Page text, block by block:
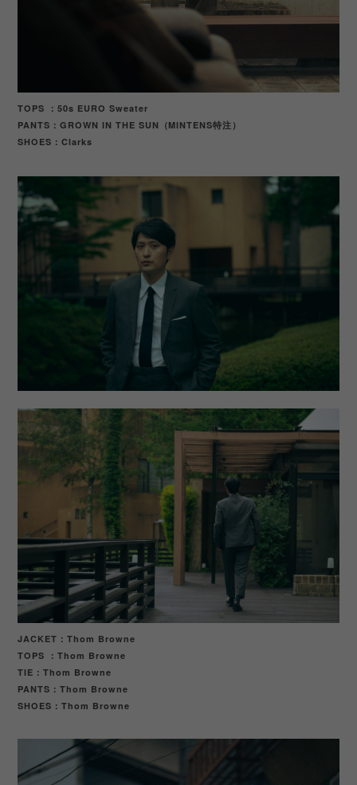
TOPS ：50s EURO Sweater
PANTS：GROWN IN THE SUN（MINTENS特注）
SHOES ：Clarks
JACKET：Thom Browne
TOPS ：Thom Browne
TIE：Thom Browne
PANTS：Thom Browne
SHOES ：Thom Browne